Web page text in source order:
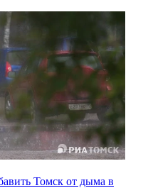
Томск от дыма в